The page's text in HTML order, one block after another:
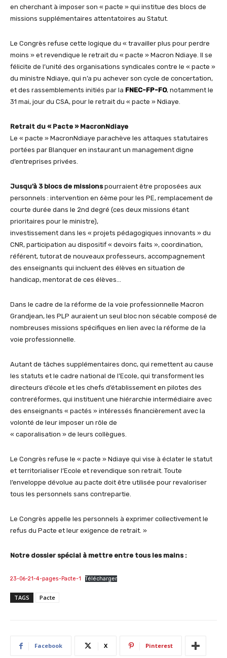
en cherchant à imposer son « pacte » qui institue des blocs de
missions supplémentaires attentatoires au Statut.
Le Congrès refuse cette logique du « travailler plus pour perdre
moins » et revendique le retrait du « pacte » Macron Ndiaye. Il se
félicite de l’unité des organisations syndicales contre le « pacte »
du ministre Ndiaye, qui n’a pu achever son cycle de concertation,
et des rassemblements initiés par la FNEC-FP-FO, notamment le
31 mai, jour du CSA, pour le retrait du « pacte » Ndiaye.
Retrait du « Pacte » MacronNdiaye
Le « pacte » MacronNdiaye parachève les attaques statutaires
portées par Blanquer en instaurant un management digne
d’entreprises privées.
Jusqu’à 3 blocs de missionspourraient être proposées aux
personnels : intervention en 6ème pour les PE, remplacement de
courte durée dans le 2nd degré (ces deux missions étant
prioritaires pour le ministre),
investissement dans les « projets pédagogiques innovants » du
CNR, participation au dispositif « devoirs faits », coordination,
référent, tutorat de nouveaux professeurs, accompagnement
des enseignants qui incluent des élèves en situation de
handicap, mentorat de ces élèves…
Dans le cadre de la réforme de la voie professionnelle Macron
Grandjean, les PLP auraient un seul bloc non sécable composé de
nombreuses missions spécifiques en lien avec la réforme de la
voie professionnelle.
Autant de tâches supplémentaires donc, qui remettent au cause
les statuts et le cadre national de l’Ecole, qui transforment les
directeurs d’école et les chefs d’établissement en pilotes des
contreréformes, qui instituent une hiérarchie intermédiaire avec
des enseignants « pactés » intéressés financièrement avec la
volonté de leur imposer un rôle de
« caporalisation » de leurs collègues.
Le Congrès refuse le « pacte » Ndiaye qui vise à éclater le statut
et territorialiser l’Ecole et revendique son retrait. Toute
l’enveloppe dévolue au pacte doit être utilisée pour revaloriser
tous les personnels sans contrepartie.
Le Congrès appelle les personnels à exprimer collectivement le
refus du Pacte et leur exigence de retrait. »
Notre dossier spécial à mettre entre tous les mains :
23-06-21-4-pages-Pacte-1 Télécharger
TAGS Pacte
Facebook X Pinterest